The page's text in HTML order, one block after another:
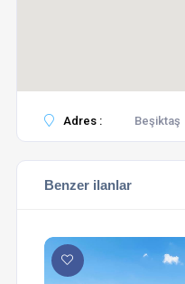
Adres : Beşiktaş
Benzer ilanlar